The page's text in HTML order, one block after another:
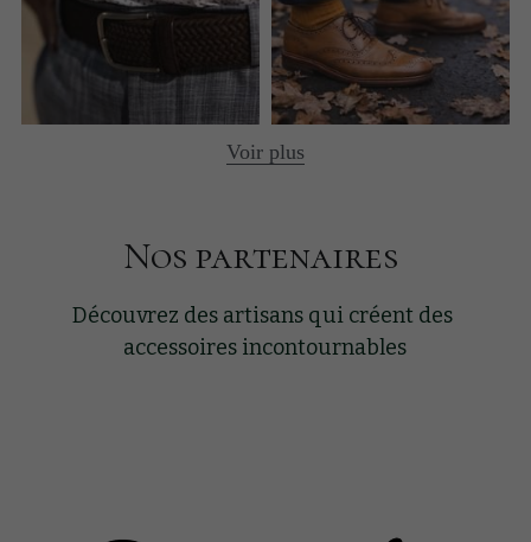
Voir plus
Nos partenaires
Découvrez des artisans qui créent des
accessoires incontournables